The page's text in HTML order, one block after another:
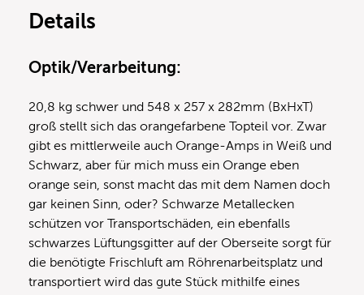
Details
Optik/Verarbeitung:
20,8 kg schwer und 548 x 257 x 282mm (BxHxT)
groß stellt sich das orangefarbene Topteil vor. Zwar
gibt es mittlerweile auch Orange-Amps in Weiß und
Schwarz, aber für mich muss ein Orange eben
orange sein, sonst macht das mit dem Namen doch
gar keinen Sinn, oder? Schwarze Metallecken
schützen vor Transportschäden, ein ebenfalls
schwarzes Lüftungsgitter auf der Oberseite sorgt für
die benötigte Frischluft am Röhrenarbeitsplatz und
transportiert wird das gute Stück mithilfe eines